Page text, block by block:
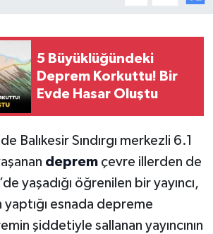
5 Büyüklüğündeki
Deprem Korkuttu! Bir
Evde Hasar Oluştu
Balıkesir Sındırgı merkezli 6.1
deprem çevre illerden de
yaşadığı öğrenilen bir yayıncı,
esnada depreme
şiddetiyle sallanan yayıncının